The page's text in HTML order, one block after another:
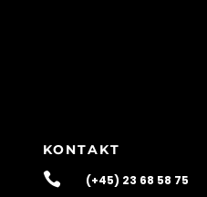
KONTAKT
 (+45) 23 68 58 75